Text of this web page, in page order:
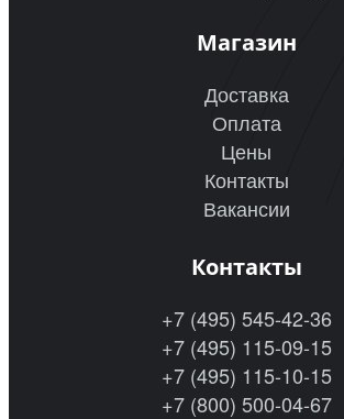
Магазин
Доставка
Оплата
Цены
Контакты
Вакансии
Контакты
+7 (495) 545-42-36
+7 (495) 115-09-15
+7 (495) 115-10-15
+7 (800) 500-04-67